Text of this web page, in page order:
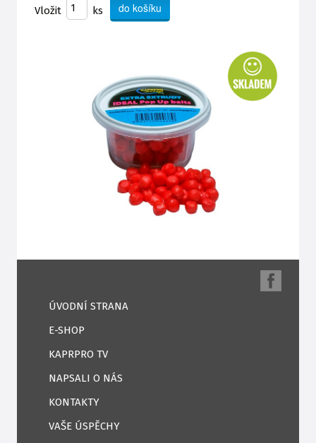
Vložit ks
ÚVODNÍ STRANA
E-SHOP
KAPRPRO TV
NAPSALI O NÁS
KONTAKTY
VAŠE ÚSPĚCHY